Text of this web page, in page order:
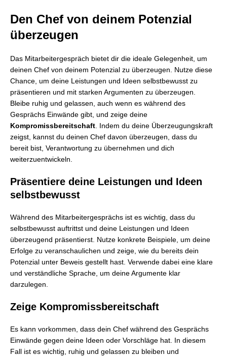
Den Chef von deinem Potenzial
überzeugen
Das Mitarbeitergespräch bietet dir die ideale Gelegenheit, um
deinen Chef von deinem Potenzial zu überzeugen. Nutze diese
Chance, um deine Leistungen und Ideen selbstbewusst zu
präsentieren und mit starken Argumenten zu überzeugen.
Bleibe ruhig und gelassen, auch wenn es während des
Gesprächs Einwände gibt, und zeige deine
Kompromissbereitschaft . Indem du deine Überzeugungskraft
zeigst, kannst du deinen Chef davon überzeugen, dass du
bereit bist, Verantwortung zu übernehmen und dich
weiterzuentwickeln.
Präsentiere deine Leistungen und Ideen
selbstbewusst
Während des Mitarbeitergesprächs ist es wichtig, dass du
selbstbewusst auftrittst und deine Leistungen und Ideen
überzeugend präsentierst. Nutze konkrete Beispiele, um deine
Erfolge zu veranschaulichen und zeige, wie du bereits dein
Potenzial unter Beweis gestellt hast. Verwende dabei eine klare
und verständliche Sprache, um deine Argumente klar
darzulegen.
Zeige Kompromissbereitschaft
Es kann vorkommen, dass dein Chef während des Gesprächs
Einwände gegen deine Ideen oder Vorschläge hat. In diesem
Fall ist es wichtig, ruhig und gelassen zu bleiben und